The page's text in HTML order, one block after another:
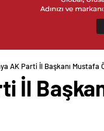
AK Parti İl Başkanı
İl